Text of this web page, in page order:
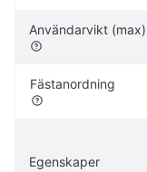
Användarvikt (max)
Fästanordning
Egenskaper